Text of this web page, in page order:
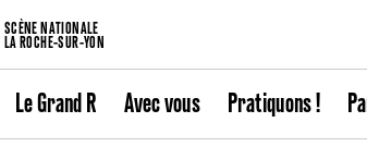
SCÈNE NATIONALE
LA ROCHE-SUR-YON
Le Grand R Avec vous Pratiquons !